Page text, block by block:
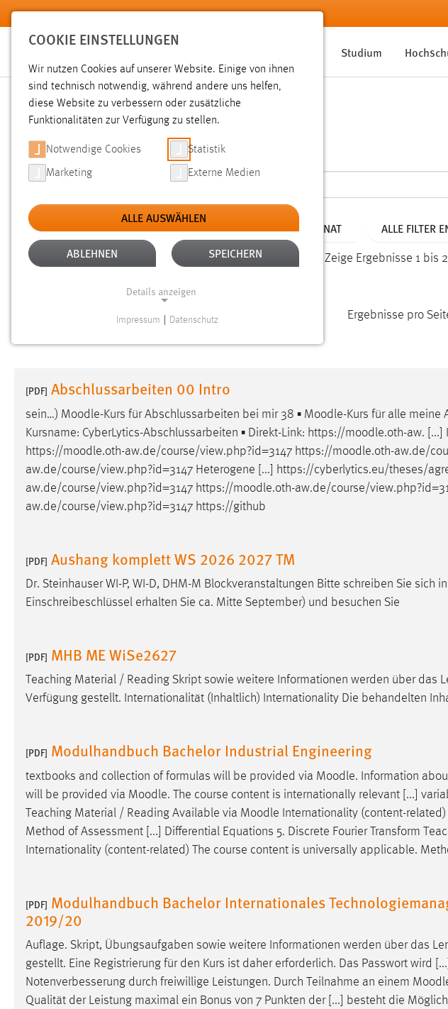
Zum Hauptinhalt springen
Studium
SUCHE
Aktive Filter: TYP: DATEIEN ALTER: 1 WOCHE BIS 1 MONAT ALLE FILTER
Gesucht nach "moodle". Es wurden 35 Ergebnisse gefunden. Zeige Ergebnisse 1 bis
Ergebnisse pro
[PDF] Abschlussarbeiten 00 Intro
sein…) Moodle-Kurs für Abschlussarbeiten bei mir 38 ▪ Moodle-Kurs für alle meine
Kursname: CyberLytics-Abschlussarbeiten ▪ Direkt-Link: https://moodle.oth-aw. [...]
https://moodle.oth-aw.de/course/view.php?id=3147 https://moodle.oth-aw.de/
aw.de/course/view.php?id=3147 Heterogene [...] https://cyberlytics.eu/theses/
aw.de/course/view.php?id=3147 https://moodle.oth-aw.de/course/
aw.de/course/view.php?id=3147 https://github
[PDF] Aushang komplett WS 2026 2027 TM
Dr. Steinhauser WI-P, WI-D, DHM-M Blockveranstaltungen Bitte schreiben Sie sich
Einschreibeschlüssel erhalten Sie ca. Mitte September) und besuchen Sie
[PDF] MHB ME WiSe2627
Teaching Material / Reading Skript sowie weitere Informationen werden über das
Verfügung gestellt. Internationalität (Inhaltlich) Internationality Die behandelten
[PDF] Modulhandbuch Bachelor Industrial Engineering
textbooks and collection of formulas will be provided via Moodle. Information
will be provided via Moodle. The course content is internationally relevant [...]
Teaching Material / Reading Available via Moodle Internationality (content-
Method of Assessment [...] Differential Equations 5. Discrete Fourier Transform
Internationality (content-related) The course content is universally applicable.
[PDF] Modulhandbuch Bachelor Internationales
2019/20
Auflage. Skript, Übungsaufgaben sowie weitere Informationen werden über das
gestellt. Eine Registrierung für den Kurs ist daher erforderlich. Das Passwort wird
Notenverbesserung durch freiwillige Leistungen. Durch Teilnahme an einem
Qualität der Leistung maximal ein Bonus von 7 Punkten der [...] besteht die
COOKIE EINSTELLUNGEN
Wir nutzen Cookies auf unserer Website. Einige von ihnen
sind technisch notwendig, während andere uns helfen,
diese Website zu verbessern oder zusätzliche
Funktionalitäten zur Verfügung zu stellen.
Notwendige Cookies Statistik
Marketing Externe Medien
ALLE AUSWÄHLEN
ABLEHNEN SPEICHERN
Details anzeigen
Website erforderlich.
Einverständnis
Name: cookie_consent
Zweck:
Dieser Cookie speichert die
ausgewählten Einverständnis-Optionen
des Benutzers
Performance
Name: staticfilecache
eingeloggt ist.
Sprachpräferenz
Zweck:
Das Cookie speichert die gewählte
Sprache der Website.
Cookie Laufzeit: 30 Tage
Chat
5e9dbeb1811c0446
Zweck:
nutzen zu können.
Cookie Laufzeit: MibewSessionID, mibew-chat-frame-
style-5e9dbeb1811c0446 =
Sitzungslaufzeit, mibew_locale = 3
Impressum Datenschutz